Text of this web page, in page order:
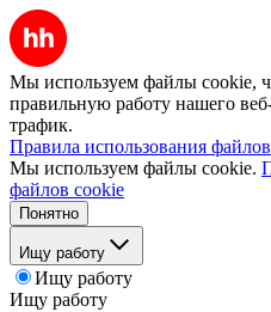
Мы используем файлы cookie,
правильную работу нашего
трафик.
Правила использования
Мы используем файлы cookie.
файлов cookie
Понятно
Ищу работу
Ищу работу
Ищу работу